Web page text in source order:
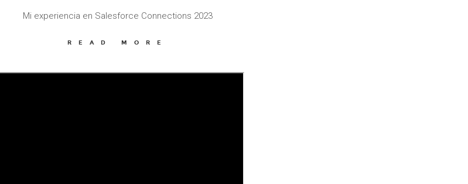
Mi experiencia en Salesforce Connections 2023
READ MORE